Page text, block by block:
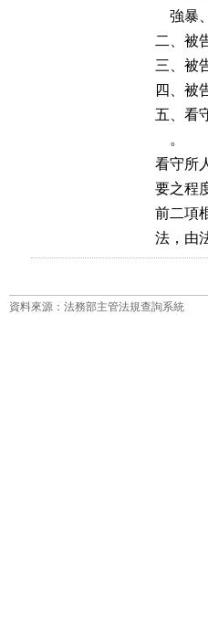
強暴
二、被
三、被
四、被
五、看
    。
看守所
要之程
前二項
法，由
資料來源：法務部主管法規查詢系統